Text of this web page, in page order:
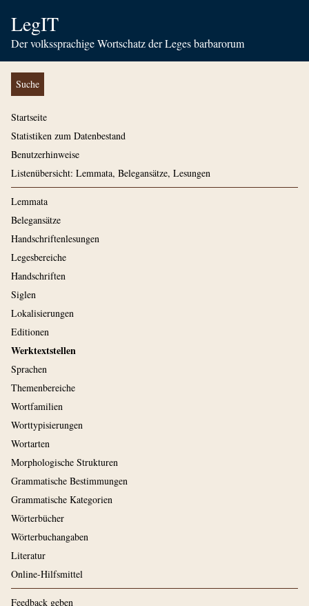
LegIT
Der volkssprachige Wortschatz der Leges barbarorum
Suche
Startseite
Statistiken zum Datenbestand
Benutzerhinweise
Listenübersicht: Lemmata, Belegansätze, Lesungen
Lemmata
Belegansätze
Handschriftenlesungen
Legesbereiche
Handschriften
Siglen
Lokalisierungen
Editionen
Werktextstellen
Sprachen
Themenbereiche
Wortfamilien
Worttypisierungen
Wortarten
Morphologische Strukturen
Grammatische Bestimmungen
Grammatische Kategorien
Wörterbücher
Wörterbuchangaben
Literatur
Online-Hilfsmittel
Feedback geben